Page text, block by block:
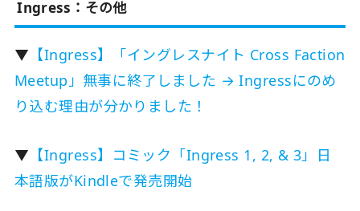
Ingress：その他
▼ 【Ingress】「イングレスナイト Cross Faction
Meetup」無事に終了しました → Ingressにのめ
り込む理由が分かりました！
▼ 【Ingress】コミック「Ingress 1, 2, & 3」日
本語版がKindleで発売開始